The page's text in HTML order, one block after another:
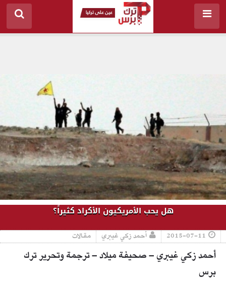
هل يحب الأمريكيون الأكراد كثيراً؟
2015-07-11 أحمد زكي غيبري مقالات
أحمد زكي غيبري – صحيفة ميلاد – ترجمة وتحرير ترك
برس